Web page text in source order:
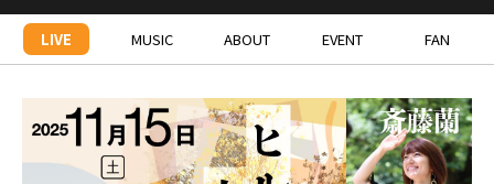
LIVE MUSIC ABOUT EVENT FAN